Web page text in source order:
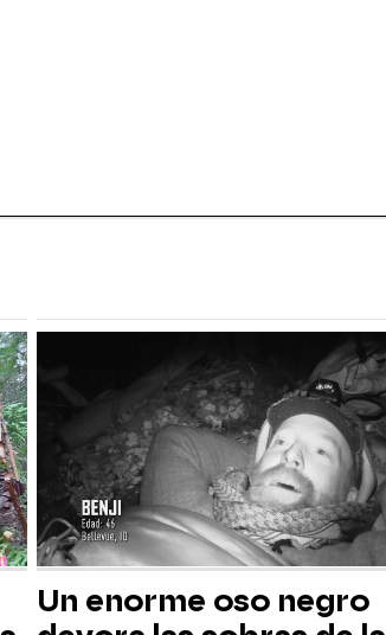
Un enorme oso negro